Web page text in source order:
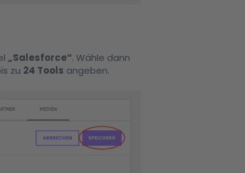
„Salesforce“. Wähle dann
zu 24 Tools angeben.